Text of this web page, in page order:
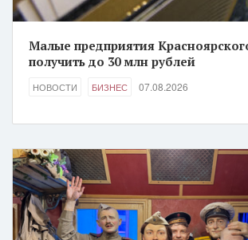
Малые предприятия
получить до 30 млн рублей
НОВОСТИ БИЗНЕС 07.08.2026